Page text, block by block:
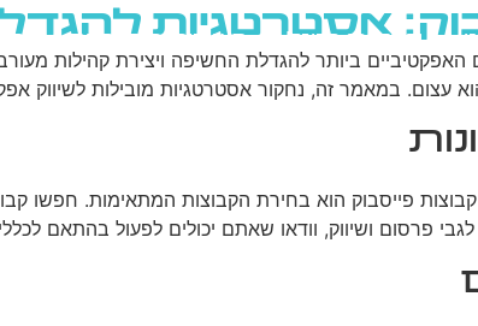
פרסום בגוגל רשתות חברתיות
אסטרטגיות
עצום. במאמר זה, נחקור אסטרטגיות מובילות לשיווק
פייסבוק הוא בחירת הקבוצות המתאימות. חפשו
פרסום ושיווק, וודאו שאתם יכולים לפעול בהתאם